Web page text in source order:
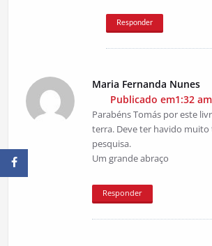
Responder
Maria Fernanda Nunes
Publicado em1:32
Parabéns Tomás por este
terra. Deve ter havido
pesquisa.
Um grande abraço
Responder